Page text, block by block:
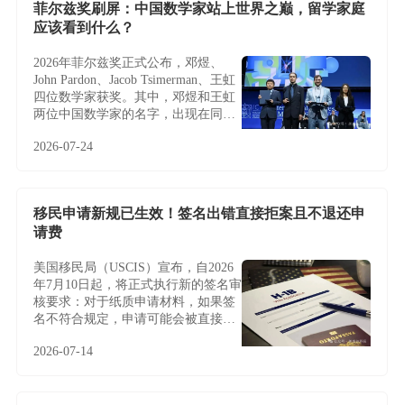
菲尔兹奖刷屏：中国数学家站上世界之巅，留学家庭
应该看到什么？
2026年菲尔兹奖正式公布，邓煜、
John Pardon、Jacob Tsimerman、王虹
四位数学家获奖。其中，邓煜和王虹
两位中国数学家的名字，出现在同一
了一层特别的意义。
2026-07-24
移民申请新规已生效！签名出错直接拒案且不退还申
请费
美国移民局（USCIS）宣布，自2026
年7月10日起，将正式执行新的签名审
核要求：对于纸质申请材料，如果签
名不符合规定，申请可能会被直接拒
改机会。
2026-07-14